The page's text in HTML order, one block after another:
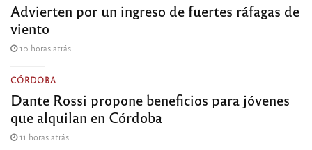
Advierten por un ingreso de fuertes ráfagas de
viento
10 horas atrás
CÓRDOBA
Dante Rossi propone beneficios para jóvenes
que alquilan en Córdoba
11 horas atrás